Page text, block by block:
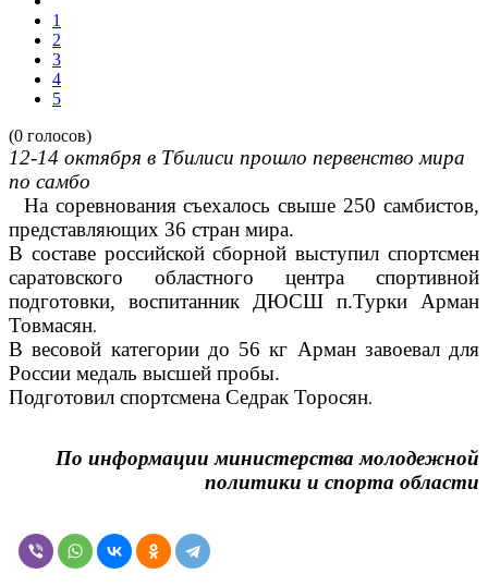
1
2
3
4
5
(0 голосов)
12-14 октября в Тбилиси прошло первенство мира
по самбо
На соревнования съехалось свыше 250 самбистов,
представляющих 36 стран мира.
В составе российской сборной выступил спортсмен
саратовского областного центра спортивной
подготовки, воспитанник ДЮСШ п.Турки Арман
Товмасян.
В весовой категории до 56 кг Арман завоевал для
России медаль высшей пробы.
Подготовил спортсмена Седрак Торосян.
По информации министерства молодежной
политики и спорта области